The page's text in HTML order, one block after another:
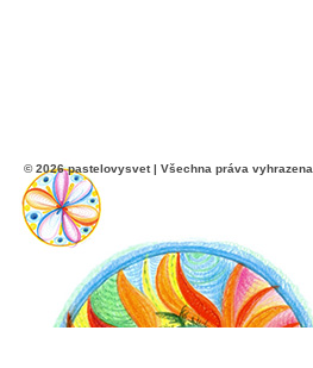
© 2026 pastelovysvet | Všechna práva vyhrazena.